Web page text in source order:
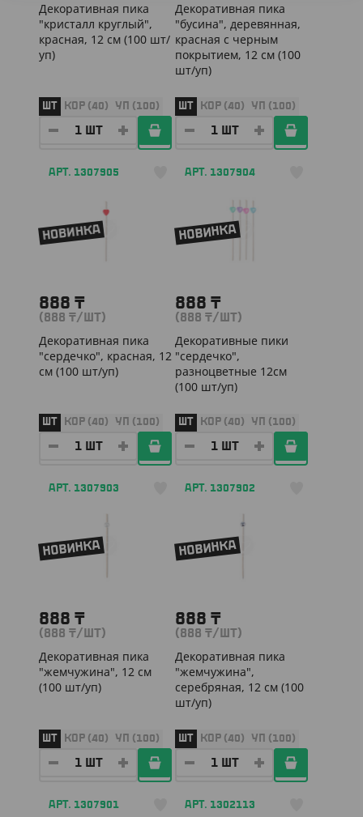
Декоративная пика
"кристалл круглый",
красная, 12 см (100 шт/
уп)
ШТ КОР (40) УП (100)
Декоративная пика
"бусина", деревянная,
красная с черным
покрытием, 12 см (100
шт/уп)
ШТ КОР (40) УП (100)
АРТ. 1307905
НОВИНКА
888 ₸
(888 ₸/ШТ)
Декоративная пика
"сердечко", красная, 12
см (100 шт/уп)
ШТ КОР (40) УП (100)
АРТ. 1307904
НОВИНКА
888 ₸
(888 ₸/ШТ)
Декоративные пики
"сердечко",
разноцветные 12см
(100 шт/уп)
ШТ КОР (40) УП (100)
АРТ. 1307903
НОВИНКА
888 ₸
(888 ₸/ШТ)
Декоративная пика
"жемчужина", 12 см
(100 шт/уп)
ШТ КОР (40) УП (100)
АРТ. 1307902
НОВИНКА
888 ₸
(888 ₸/ШТ)
Декоративная пика
"жемчужина",
серебряная, 12 см (100
шт/уп)
ШТ КОР (40) УП (100)
АРТ. 1307901 АРТ. 1302113